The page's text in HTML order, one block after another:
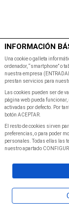
Inicio
INFORMACIÓN
Una cookie o galleta
ordenador, “smartphone” o
nuestra empresa
prestan servicios para
Las cookies pueden ser de
página web pueda
activadas por defecto. Por
botón ACEPTAR.
El resto de cookies sirven
preferencias, o para poder
personales. Todas ellas las
nuestro apartado